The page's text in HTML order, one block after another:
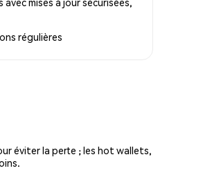
régulières
éviter la perte ; les hot wallets,